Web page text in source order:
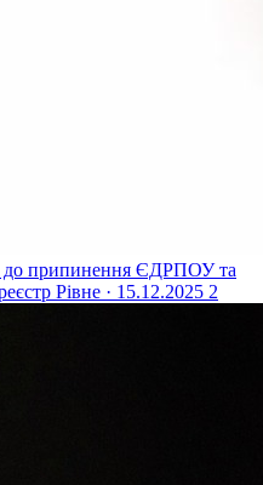
до припинення ЄДРПОУ та
Рівне · 15.12.2025 2